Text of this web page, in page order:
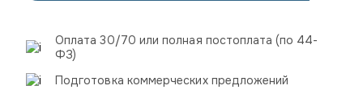
Оплата 30/70 или полная постоплата (по 44-
ФЗ)
Подготовка коммерческих предложений